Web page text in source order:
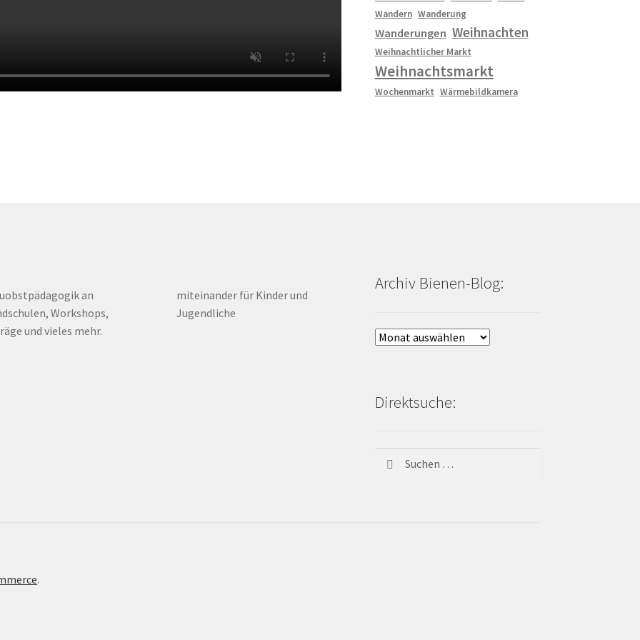
Wandern Wanderung
Wanderungen Weihnachten
Weihnachtlicher Markt
Weihnachtsmarkt
Wochenmarkt Wärmebildkamera
an
Workshops,
und vieles mehr.
miteinander für Kinder und
Jugendliche
Archiv Bienen-Blog:
Archiv
Direktsuche:
nach:
.